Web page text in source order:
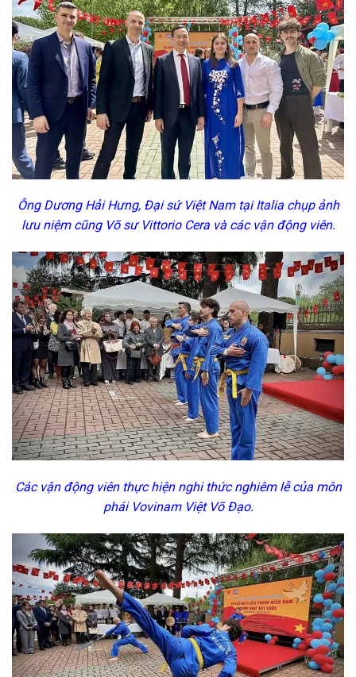
Ông Dương Hải Hưng, Đại sứ Việt Nam tại Italia chụp ảnh
lưu niệm cũng Võ sư Vittorio Cera và các vận động viên.
Các vận động viên thực hiện nghi thức nghiêm lễ của môn
phái Vovinam Việt Võ Đạo.